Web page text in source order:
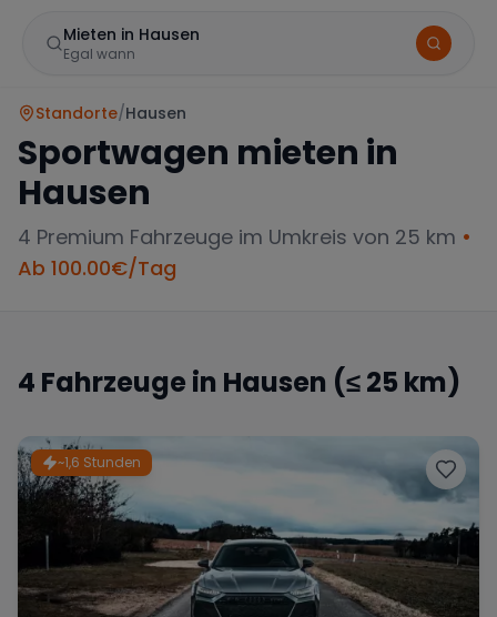
Mieten in Hausen
Egal wann
Porsche Lamborghini Ferrari
Wann
Zeitraum wählen
Standorte/Hausen
Sportwagen mieten in
Hausen
4 Premium Fahrzeuge im Umkreis von 25 km •
Ab 100.00€/Tag
4 Fahrzeuge in Hausen (≤ 25 km)
~1,6 Stunden